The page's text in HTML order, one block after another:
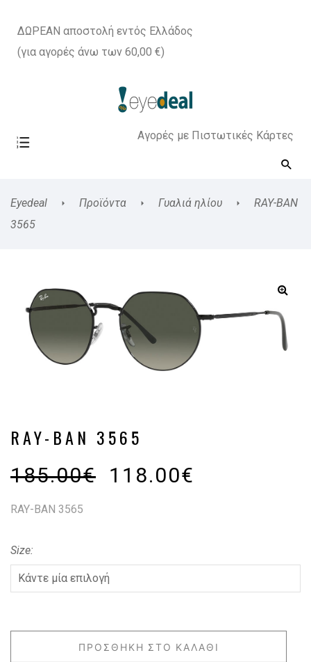
ΔΩΡΕΑΝ αποστολή εντός Ελλάδος
(για αγορές άνω των 60,00 €)
Αγορές με Πιστωτικές Κάρτες
Eyedeal Προϊόντα Γυαλιά ηλίου
RAY-BAN
3565
RAY-BAN 3565
185.00€ 118.00€
RAY-BAN 3565
Size
ΠΡΟΣΘΉΚΗ ΣΤΟ ΚΑΛΆΘΙ